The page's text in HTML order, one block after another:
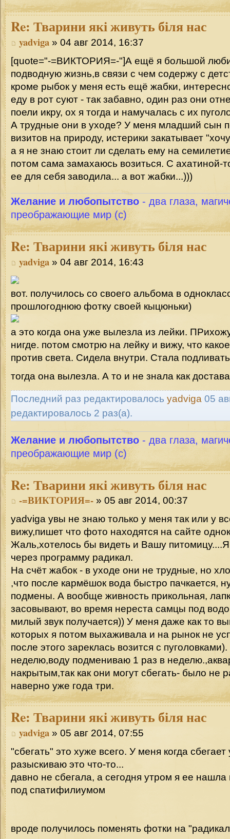
Re: Тварини які живуть біля нас
yadviga » 04 авг 2014, 16:37
[quote="-=ВИКТОРИЯ=-"]А ещё я большой
подводную жизнь,в связи с чем содержу с
кроме рыбок у меня есть ещё жабки,
еду в рот суют - так забавно, один раз они
поели икру, ох я тогда и намучалась с их
А трудные они в уходе? У меня младший сын
визитов на природу, истерики закатывает
а я не знаю стоит ли сделать ему на
потом сама замахаюсь возиться. С ахатиной-
ее для себя заводила... а вот жабки...)))
Желание и любопытство - два глаза,
преображающие мир (с)
Re: Тварини які живуть біля нас
yadviga » 04 авг 2014, 16:43
вот. получилось со своего альбома в
прошлогоднюю фотку своей кыцюньки)
а это когда она уже вылезла из лейки.
нигде. потом смотрю на лейку и вижу, что
против света. Сидела внутри. Стала
тогда она вылезла. А то и не знала как
Последний раз редактировалось yadviga 05
редактировалось 2 раз(а).
Желание и любопытство - два глаза,
преображающие мир (с)
Re: Тварини які живуть біля нас
-=ВИКТОРИЯ=- » 05 авг 2014, 00:37
yadviga увы не знаю только у меня так или у
вижу,пишет что фото находятся на сайте
Жаль,хотелось бы видеть и Вашу
через программу радикал.
На счёт жабок - в уходе они не трудные, но
,что после кармёшок вода быстро пачкается,
подмены. А вообще живность прикольная,
засовывают, во время нереста самцы под
милый звук получается)) У меня даже как то
которых я потом выхаживала и на рынок не
после этого зареклась возится с
неделю,воду подмениваю 1 раз в
накрытым,так как они могут сбегать- было не
наверно уже года три.
Re: Тварини які живуть біля нас
yadviga » 05 авг 2014, 07:55
"сбегать" это хуже всего. У меня когда
разыскиваю это что-то...
давно не сбегала, а сегодня утром я ее нашла
под спатифилиумом
вроде получилось поменять фотки на